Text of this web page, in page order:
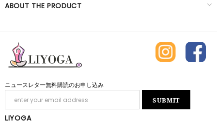
ABOUT THE PRODUCT
ニュースレター無料購読のお申し込み
LIYOGA